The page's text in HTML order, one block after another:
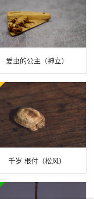
爱虫的公主（神立）
千岁 根付（松风）